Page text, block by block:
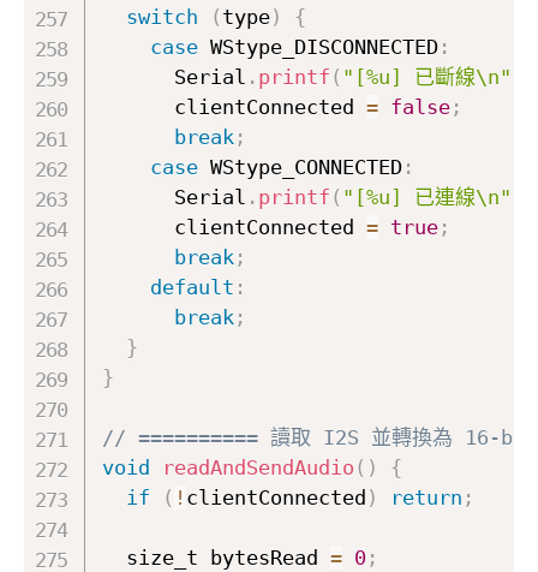
switch
( type)
{
case WStype_DISCONNECTED:
      Serial
. printf ( "[%u] 已斷線\n"
      clientConnected
= false;
break;
case WStype_CONNECTED:
      Serial
. printf ( "[%u] 已連線\n"
      clientConnected
= true;
break;
default :
break;
}
}
// ========== 讀取 I2S 並轉換為 16-bit
void
readAndSendAudio ( )
{
if
( ! clientConnected ) return ;
  size_t bytesRead
= 0;